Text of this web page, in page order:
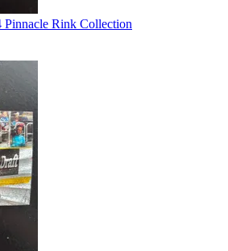
Pinnacle Rink Collection